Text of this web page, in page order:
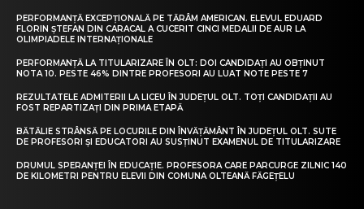
PERFORMANȚĂ EXCEPȚIONALĂ PE TĂRÂM AMERICAN. ELEVUL EDUARD
FLORIN ȘTEFAN DIN CARACAL A CUCERIT CINCI MEDALII DE AUR LA
OLIMPIADELE INTERNAȚIONALE
PERFORMANȚĂ LA TITULARIZARE ÎN OLT: DOI CANDIDAȚI AU OBȚINUT
NOTA 10. PESTE 46% DINTRE PROFESORI AU LUAT NOTE PESTE 7
REZULTATELE ADMITERII LA LICEU ÎN JUDEȚUL OLT. TOȚI CANDIDAȚII AU
FOST REPARTIZAȚI DIN PRIMA ETAPĂ
BĂTĂLIE STRÂNSĂ PE LOCURILE DIN ÎNVĂȚĂMÂNT ÎN JUDEȚUL OLT. SUTE
DE PROFESORI ȘI EDUCATORI AU SUSȚINUT EXAMENUL DE TITULARIZARE
DRUMUL SPERANȚEI ÎN EDUCAȚIE. PROFESORA CARE PARCURGE ZILNIC 140
DE KILOMETRI PENTRU ELEVII DIN COMUNA OLTEANĂ FĂGEȚELU